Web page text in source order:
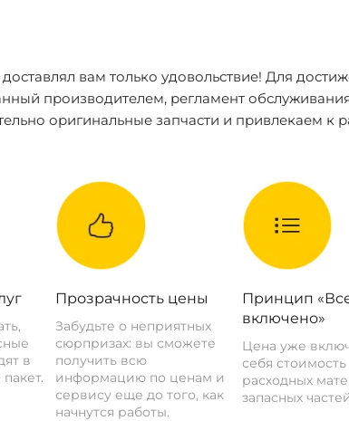
вам только удовольствие! Для
производителем, регламент
оригинальные запчасти и привлекаем к
в
Прозрачность цены
Забудьте о неприятных
сюрпризах: вы сможете
получить всю
информацию по ценам и
сервису еще до того, как
начнутся работы.
Принцип
включено»
Цена уже
себя стоимость
расходных
запасных